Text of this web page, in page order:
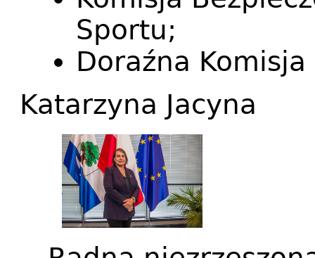
Sportu;
Doraźna
Katarzyna Jacyna